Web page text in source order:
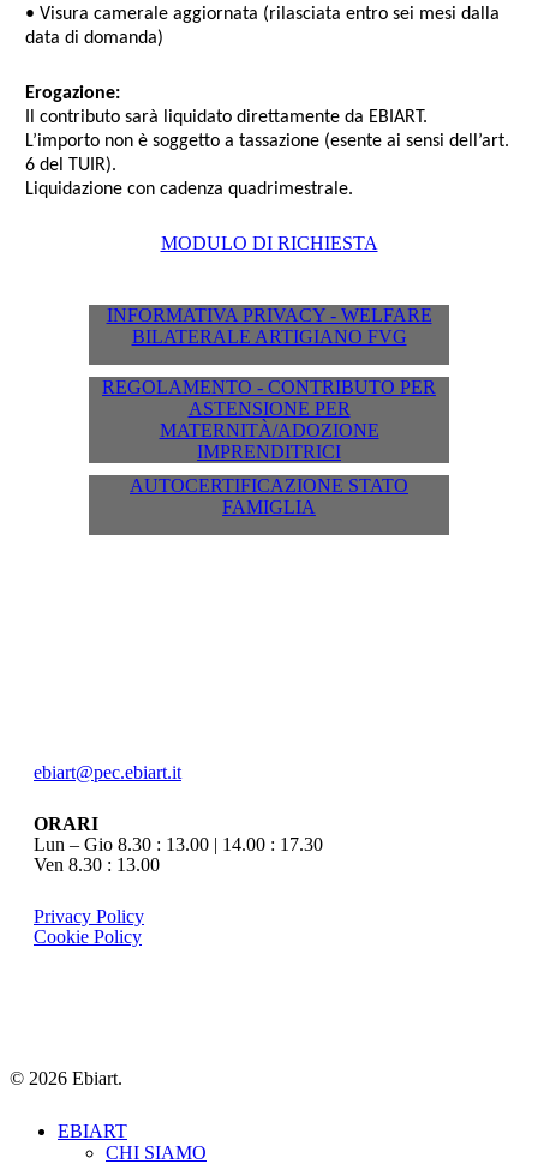
• Visura camerale aggiornata (rilasciata entro sei mesi dalla
data di domanda)
Erogazione:
Il contributo sarà liquidato direttamente da EBIART.
L’importo non è soggetto a tassazione (esente ai sensi dell’art.
6 del TUIR).
Liquidazione con cadenza quadrimestrale.
MODULO DI RICHIESTA
INFORMATIVA PRIVACY - WELFARE
BILATERALE ARTIGIANO FVG
REGOLAMENTO - CONTRIBUTO PER
ASTENSIONE PER
MATERNITÀ/ADOZIONE
IMPRENDITRICI
AUTOCERTIFICAZIONE STATO
FAMIGLIA
ebiart@pec.ebiart.it
ORARI
Lun – Gio 8.30 : 13.00 | 14.00 : 17.30
Ven 8.30 : 13.00
Privacy Policy
Cookie Policy
© 2026 Ebiart.
Close
EBIART
CHI SIAMO